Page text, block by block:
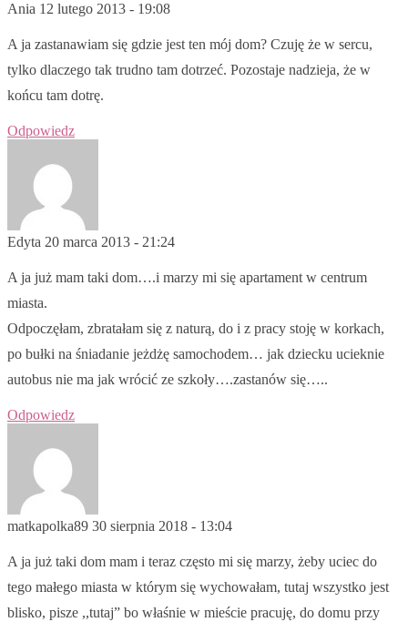
Ania 12 lutego 2013 - 19:08
A ja zastanawiam się gdzie jest ten mój dom? Czuję że w sercu,
tylko dlaczego tak trudno tam dotrzeć. Pozostaje nadzieja, że w
końcu tam dotrę.
Odpowiedz
Edyta 20 marca 2013 - 21:24
A ja już mam taki dom….i marzy mi się apartament w centrum
miasta.
Odpoczęłam, zbratałam się z naturą, do i z pracy stoję w korkach,
po bułki na śniadanie jeżdżę samochodem… jak dziecku ucieknie
autobus nie ma jak wrócić ze szkoły….zastanów się…..
Odpowiedz
matkapolka89 30 sierpnia 2018 - 13:04
A ja już taki dom mam i teraz często mi się marzy, żeby uciec do
tego małego miasta w którym się wychowałam, tutaj wszystko jest
blisko, pisze ,,tutaj” bo właśnie w mieście pracuję, do domu przy